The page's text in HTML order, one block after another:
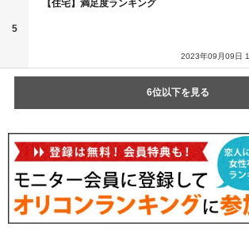
5
【住宅】満足度ランキング
2023年09月09日
6位以下を見る